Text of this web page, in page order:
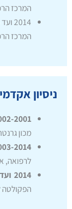
המרכז
המרכז
ניסיון
2001
מכון
2014
לרפואה,
2014 ועד עכשיו
הפקולטה